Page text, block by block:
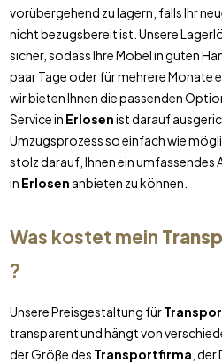
vorübergehend zu lagern, falls Ihr
nicht bezugsbereit ist. Unsere
sicher, sodass Ihre Möbel in guten
paar Tage oder für mehrere Monate
wir bieten Ihnen die passenden
Service in Erlosenist darauf
Umzugsprozess so einfach wie
stolz darauf, Ihnen ein
in Erlosen anbieten zu können.
Was kostet mein
?
Unsere Preisgestaltung für
transparent und hängt von
der Größe des Transportfirma ,